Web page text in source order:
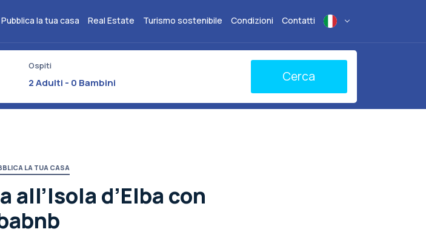
Pubblica la tua casa Real Estate Turismo sostenibile Condizioni Contatti
Ospiti
2Adulti - 0 Bambini Cerca
LA TUA CASA
d’Elba con